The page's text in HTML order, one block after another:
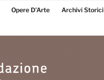
Opere D’Arte Archivi Storici